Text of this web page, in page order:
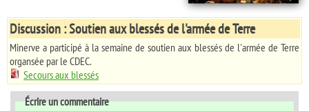
Discussion : Soutien aux blessés de l'armée de Terre
Minerve a participé à la semaine de soutien aux blessés de l'armée de Terre
organsée par le CDEC.
Secours aux blessés
Écrire un commentaire